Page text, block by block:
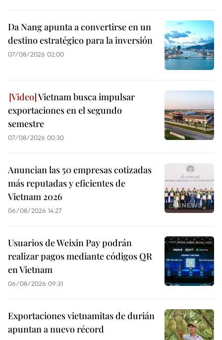
Da Nang apunta a convertirse en un
destino estratégico para la inversión
07/08/2026 02:00
Vietnam busca impulsar
exportaciones en el segundo
semestre
07/08/2026 00:30
Anuncian las 50 empresas cotizadas
más reputadas y eficientes de
Vietnam 2026
06/08/2026 14:27
Usuarios de Weixin Pay podrán
realizar pagos mediante códigos QR
en Vietnam
06/08/2026 09:31
Exportaciones vietnamitas de durián
apuntan a nuevo récord